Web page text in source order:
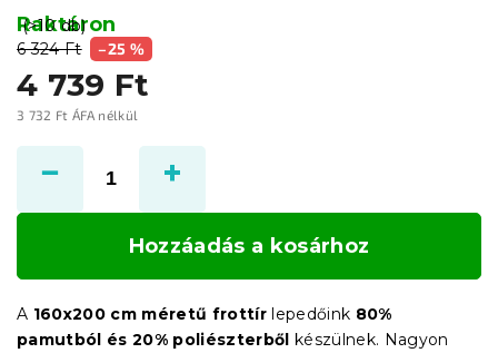
6 324 Ft –25 %
4 739 Ft
3 732 Ft ÁFA nélkül
Raktáron
(>10 db)
Hozzáadás a kosárhoz
A 160x200 cm méretű frottírlepedőink 80%
pamutból és 20% poliészterből készülnek. Nagyon